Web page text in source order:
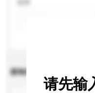
查询内容
请先输